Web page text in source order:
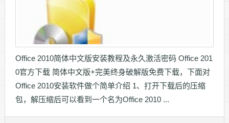
Office 2010简体中文版安装教程及永久激活密码 Office 201
0官方下载 简体中文版+完美终身破解版免费下载，下面对
Office 2010安装软件做个简单介绍 1、打开下载后的压缩
包，解压缩后可以看到一个名为Office 2010 ...